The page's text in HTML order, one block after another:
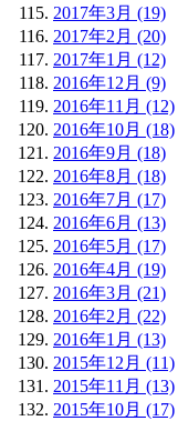
2017年3月 (19)
2017年2月 (20)
2017年1月 (12)
2016年12月 (9)
2016年11月 (12)
2016年10月 (18)
2016年9月 (18)
2016年8月 (18)
2016年7月 (17)
2016年6月 (13)
2016年5月 (17)
2016年4月 (19)
2016年3月 (21)
2016年2月 (22)
2016年1月 (13)
2015年12月 (11)
2015年11月 (13)
2015年10月 (17)